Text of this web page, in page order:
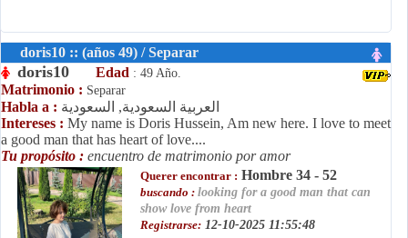
doris10 :: (años 49) / Separar
doris10 Edad : 49 Año.
Matrimonio : Separar
Habla a : العربية السعودية, السعودية
Intereses : My name is Doris Hussein, Am new here. I love to meet
a good man that has heart of love....
Tu propósito : encuentro de matrimonio por amor
Querer encontrar : Hombre 34 - 52
buscando : looking for a good man that can
show love from heart
Registrarse: 12-10-2025 11:55:48